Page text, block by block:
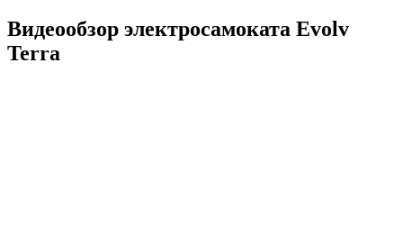
Видеообзор электросамоката Evolv
Terra